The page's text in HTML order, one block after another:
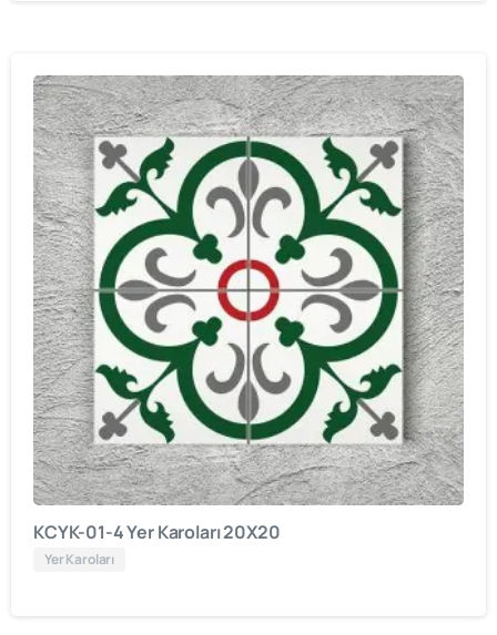
KCYK-01-4 Yer Karoları 20X20
Yer Karoları